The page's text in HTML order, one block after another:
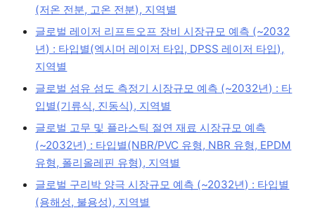
(저온 전분, 고온 전분), 지역별
글로벌 레이저 리프트오프 장비 시장규모 예측 (~2032
년) : 타입별(엑시머 레이저 타입, DPSS 레이저 타입),
지역별
글로벌 섬유 섬도 측정기 시장규모 예측 (~2032년) : 타
입별(기류식, 진동식), 지역별
글로벌 고무 및 플라스틱 절연 재료 시장규모 예측
(~2032년) : 타입별(NBR/PVC 유형, NBR 유형, EPDM
유형, 폴리올레핀 유형), 지역별
글로벌 구리박 양극 시장규모 예측 (~2032년) : 타입별
(용해성, 불용성), 지역별